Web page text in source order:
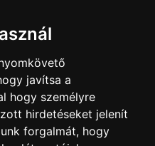
javítsa a
hogy személyre
hirdetéseket jelenít
forgalmát, hogy